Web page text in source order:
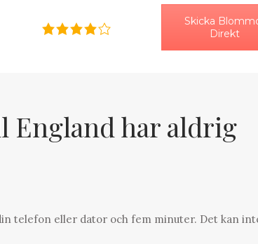
Skicka
Direkt
England har aldrig
telefon eller dator och fem minuter. Det kan